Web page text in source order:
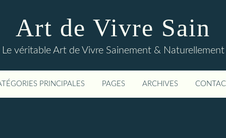
Art de Vivre Sain
Le véritable Art de Vivre Sainement & Naturellement
PRINCIPALES PAGES ARCHIVES